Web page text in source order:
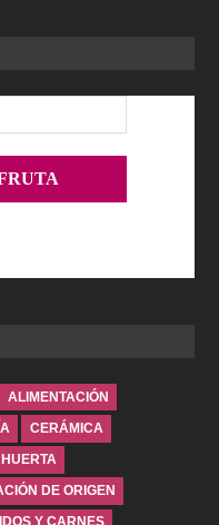
ALIMENTACIÓN
CERÁMICA
DE ORIGEN